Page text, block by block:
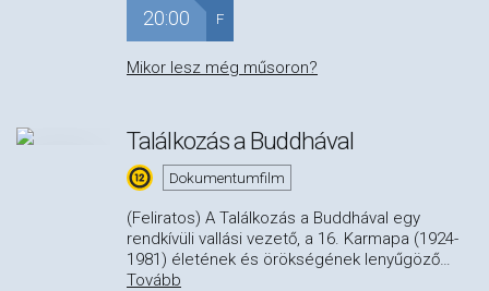
20:00 F
Mikor lesz még műsoron?
Találkozás a Buddhával
Dokumentumfilm
(Feliratos) A Találkozás a Buddhával egy
rendkívüli vallási vezető, a 16. Karmapa (1924-
1981) életének és örökségének lenyűgöző…
Tovább